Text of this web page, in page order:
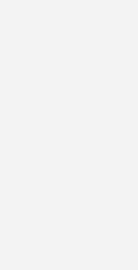
und ein Bier gab,